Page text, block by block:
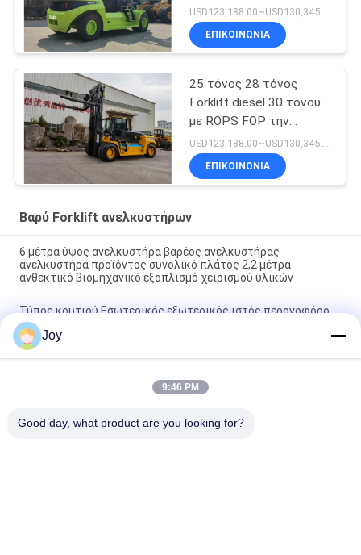
Cummins με υδραυλικό
Positioner δικράνων
USD123,188.00~USD130,345.00/ Unit MOQ:1 μονάδα
ΕΠΙΚΟΙΝΩΝΙΑ
25 τόνος 28 τόνος
Forklift diesel 30 τόνου
με ROPS FOP την
καμπίνα
ΕΠΙΚΟΙΝΩΝΙΑ
Βαρύ Forklift ανελκυστήρων
6 μέτρα ύψος ανελκυστήρα βαρέος ανελκυστήρας
ανελκυστήρα προϊόντος συνολικό πλάτος 2,2 μέτρα
ανθεκτικό βιομηχανικό εξοπλισμό χειρισμού υλικών
Τύπος κουτιού Εσωτερικός εξωτερικός ιστός περονοφόρο
ανυψωτικό με αντίβαρο συνολικές διαστάσεις
7200x2550x3460mm όχημα ανύψωσης βαρέως τύπου για
αποθήκη
210 Bar Υδραυλικό Σύστημα Πίεσης Περονοφόρο Όχημα
Βαρέως Τύπου Ονομαστική Χωρητικότητα 16000kgs
Joy
9:46 PM
Good day, what product are you looking for?